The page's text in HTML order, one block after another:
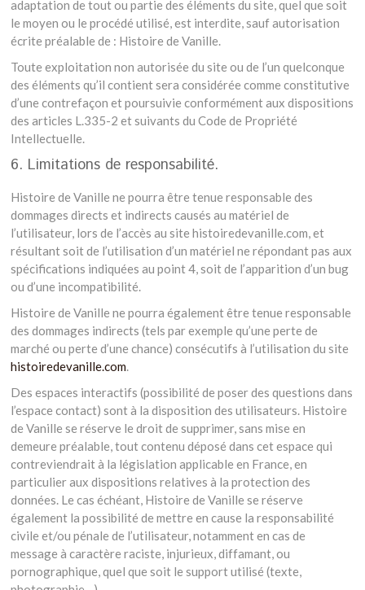
adaptation de tout ou partie des éléments du site, quel que soit
le moyen ou le procédé utilisé, est interdite, sauf autorisation
écrite préalable de : Histoire de Vanille.
Toute exploitation non autorisée du site ou de l’un quelconque
des éléments qu’il contient sera considérée comme constitutive
d’une contrefaçon et poursuivie conformément aux dispositions
des articles L.335-2 et suivants du Code de Propriété
Intellectuelle.
6. Limitations de responsabilité.
Histoire de Vanille ne pourra être tenue responsable des
dommages directs et indirects causés au matériel de
l’utilisateur, lors de l’accès au site histoiredevanille.com, et
résultant soit de l’utilisation d’un matériel ne répondant pas aux
spécifications indiquées au point 4, soit de l’apparition d’un bug
ou d’une incompatibilité.
Histoire de Vanille ne pourra également être tenue responsable
des dommages indirects (tels par exemple qu’une perte de
marché ou perte d’une chance) consécutifs à l’utilisation du site
histoiredevanille.com.
Des espaces interactifs (possibilité de poser des questions dans
l’espace contact) sont à la disposition des utilisateurs. Histoire
de Vanille se réserve le droit de supprimer, sans mise en
demeure préalable, tout contenu déposé dans cet espace qui
contreviendrait à la législation applicable en France, en
particulier aux dispositions relatives à la protection des
données. Le cas échéant, Histoire de Vanille se réserve
également la possibilité de mettre en cause la responsabilité
civile et/ou pénale de l’utilisateur, notamment en cas de
message à caractère raciste, injurieux, diffamant, ou
pornographique, quel que soit le support utilisé (texte,